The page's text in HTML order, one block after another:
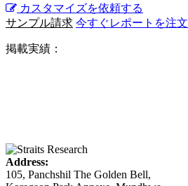
カスタマイズを依頼する
サンプル請求 今すぐレポートを注文
掲載実績：
Address:
105, Panchshil The Golden Bell,